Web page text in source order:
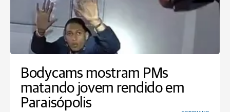
Bodycams mostram PMs
matando jovem rendido em
Paraisópolis